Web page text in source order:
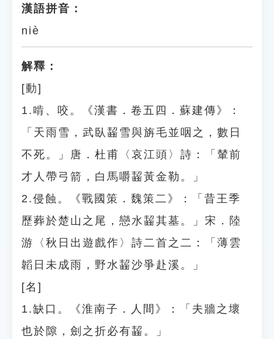
漢語拼音：
niè
解釋：
[動]
1.啃、咬。《漢書．卷五四．蘇建傳》：
「天雨雪，武臥齧雪與旃毛並咽之，數日
不死。」唐．杜甫〈哀江頭〉詩：「輦前
才人帶弓箭，白馬嚼齧黃金勒。」
2.侵蝕。《戰國策．魏策二》：「昔王季
歷葬於楚山之尾，戀水齧其墓。」宋．陸
游〈秋日出遊戲作〉詩二首之二：「薄雲
韜日未成雨，野水齧沙爭赴溪。」
[名]
1.缺口。《淮南子．人間》：「夫牆之壞
也於隙，劍之折必有齧。」